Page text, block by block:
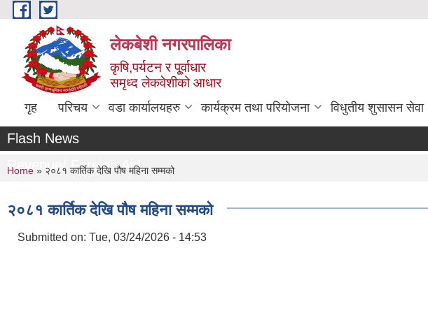
Skip to main content
लेकबेशी नगरपालिका
कृषि,पर्यटन र पू्र्वाधार
समृध्द लेकवेशीको आधार
गृह परिचय वडा कार्यालयहरु कार्यक्रम तथा परियोजना विधुतीय शुसासन सेवा
Flash News
Revenue/ Foreign Aid
You are here
Home » २०८१ कार्तिक देखि पौष महिना सम्मको
२०८१ कार्तिक देखि पौष महिना सम्मको
Submitted on: Tue, 03/24/2026 - 14:53